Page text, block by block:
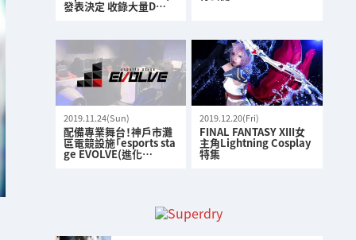
發表決定 收錄大量D…
2019.11.24(Sun)
配備專業舞台！神戶市灘
區電競設施「esports sta
ge EVOLVE(進化…
2019.12.20(Fri)
FINAL FANTASY XIII女
主角Lightning Cosplay
特集